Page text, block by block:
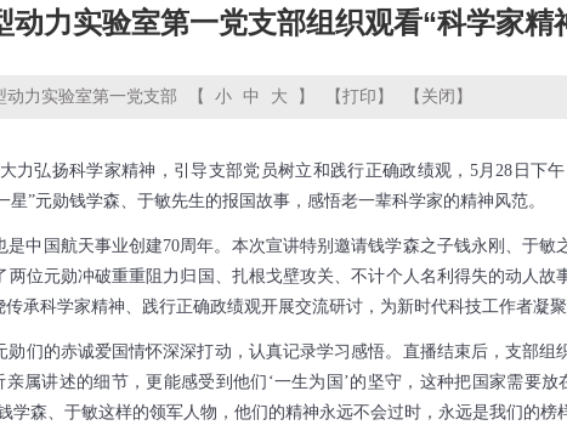
力实验室第一党支部组织观看“科学家精
动力实验室第一党支部 【 小 中 大 】 【打印】 【关闭】
力弘扬科学家精神，引导支部党员树立和践行正确政绩观，5月28日下
”元勋钱学森、于敏先生的报国故事，感悟老一辈科学家的精神风范。
中国航天事业创建70周年。本次宣讲特别邀请钱学森之子钱永刚、于
位元勋冲破重重阻力归国、扎根戈壁攻关、不计个人名利得失的动人
承科学家精神、践行正确政绩观开展交流研讨，为新时代科技工作者凝聚
们的赤诚爱国情怀深深打动，认真记录学习感悟。直播结束后，支部
属讲述的细节，更能感受到他们‘一生为国’的坚守，这种把国家需要
森、于敏这样的领军人物，他们的精神永远不会过时，永远是我们的榜